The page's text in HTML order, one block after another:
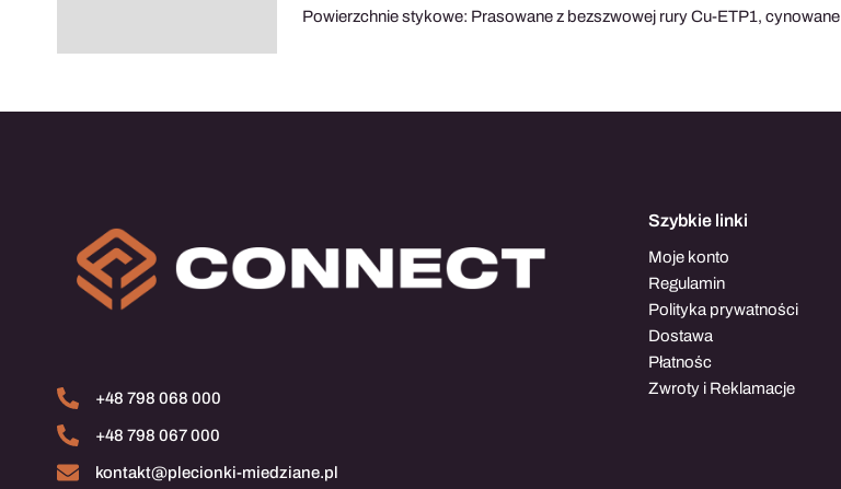
Powierzchnie stykowe: Prasowane z bezszwowej rury Cu-ETP1, cynowane
+48 798 068 000
+48 798 067 000
kontakt@plecionki-miedziane.pl
Szybkie linki
Moje konto
Regulamin
Polityka prywatności
Dostawa
Płatnośc
Zwroty i Reklamacje